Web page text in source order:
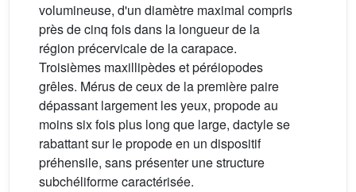
volumineuse, d'un diamètre maximal compris
près de cinq fois dans la longueur de la
région précervicale de la carapace.
Troisièmes maxillipèdes et péréiopodes
grêles. Mérus de ceux de la première paire
dépassant largement les yeux, propode au
moins six fois plus long que large, dactyle se
rabattant sur le propode en un dispositif
préhensile, sans présenter une structure
subchéliforme caractérisée.